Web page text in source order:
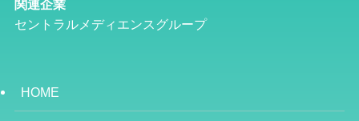
関連企業
セントラルメディエンスグループ
HOME